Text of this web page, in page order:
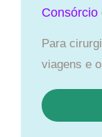
Consórcio
Para
viagens e